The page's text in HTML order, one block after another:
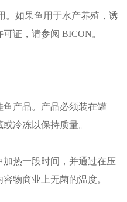
。如果鱼用于水产养殖，诱
证，请参阅 BICON。
鱼产品。产品必须装在罐
冷冻以保持质量。
热一段时间，并通过在压
物商业上无菌的温度。